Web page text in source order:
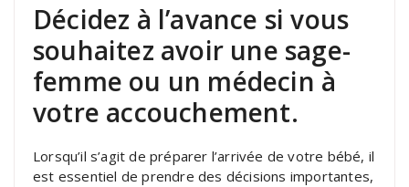
Décidez à l’avance si vous
souhaitez avoir une sage-
femme ou un médecin à
votre accouchement.
Lorsqu’il s’agit de préparer l’arrivée de votre bébé, il
est essentiel de prendre des décisions importantes,